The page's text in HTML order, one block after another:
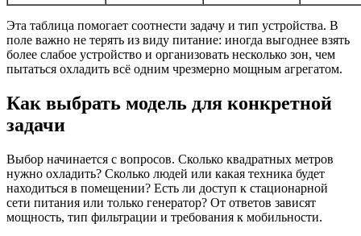
Эта таблица помогает соотнести задачу и тип устройства. В
поле важно не терять из виду питание: иногда выгоднее взять
более слабое устройство и организовать несколько зон, чем
пытаться охладить всё одним чрезмерно мощным агрегатом.
Как выбрать модель для конкретной
задачи
Выбор начинается с вопросов. Сколько квадратных метров
нужно охладить? Сколько людей или какая техника будет
находиться в помещении? Есть ли доступ к стационарной
сети питания или только генератор? От ответов зависят
мощность, тип фильтрации и требования к мобильности.